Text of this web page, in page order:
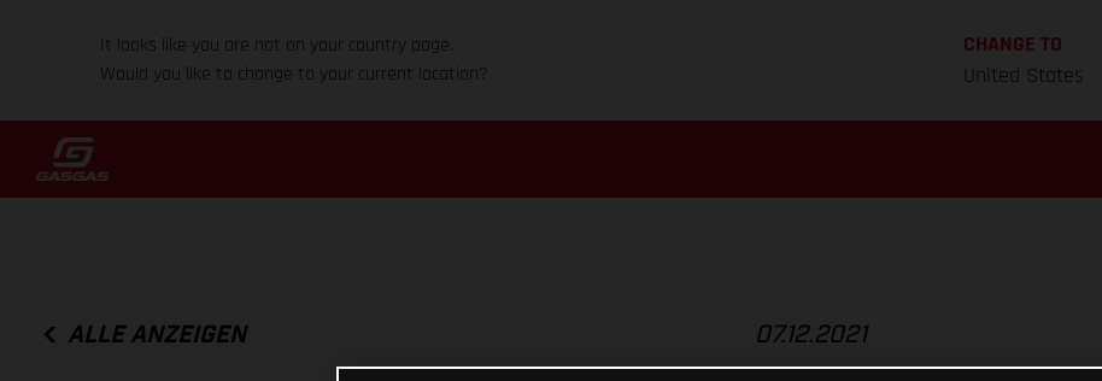
It looks like you are not on your country page.
Would you like to change to your current location?
CHANGE TO
United States
ALLE ANZEIGEN 07.12.2021